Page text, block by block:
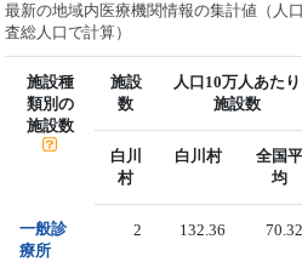
最新の地域内医療機関情報の集計値（人
査総人口で計算）
施設種
類別の
施設数
施設
数
人口10万人あたり
施設数
白川
村
白川村
全国平
均
一般診
療所
2 132.36 70.32